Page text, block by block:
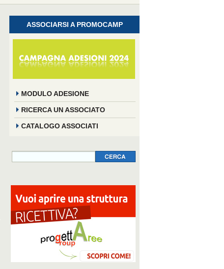
ASSOCIARSI A PROMOCAMP
MODULO ADESIONE
RICERCA UN ASSOCIATO
CATALOGO ASSOCIATI